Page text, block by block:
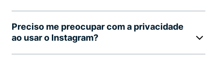
Preciso me preocupar com a privacidade
ao usar o Instagram?